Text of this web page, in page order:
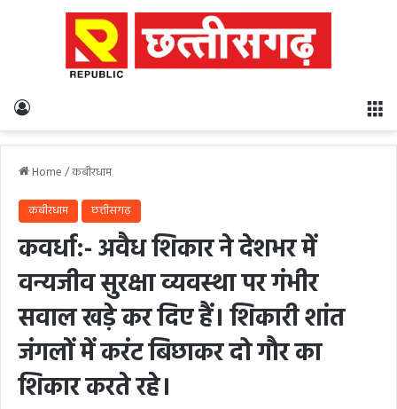
Home/कबीरधाम
कबीरधाम छत्तीसगढ़
कवर्धा:- अवैध शिकार ने देशभर में
वन्यजीव सुरक्षा व्यवस्था पर गंभीर
सवाल खड़े कर दिए हैं। शिकारी शांत
जंगलों में करंट बिछाकर दो गौर का
शिकार करते रहे।